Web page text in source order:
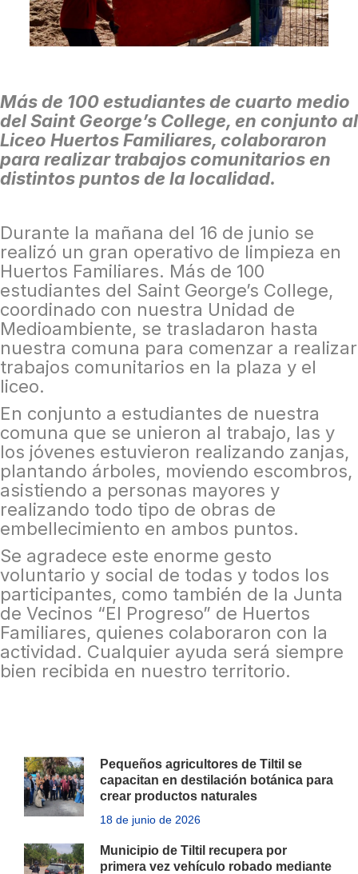
Más de 100 estudiantes de cuarto medio
del Saint George’s College, en conjunto al
Liceo Huertos Familiares, colaboraron
para realizar trabajos comunitarios en
distintos puntos de la localidad.
Durante la mañana del 16 de junio se
realizó un gran operativo de limpieza en
Huertos Familiares. Más de 100
estudiantes del Saint George’s College,
coordinado con nuestra Unidad de
Medioambiente, se trasladaron hasta
nuestra comuna para comenzar a realizar
trabajos comunitarios en la plaza y el
liceo.
En conjunto a estudiantes de nuestra
comuna que se unieron al trabajo, las y
los jóvenes estuvieron realizando zanjas,
plantando árboles, moviendo escombros,
asistiendo a personas mayores y
realizando todo tipo de obras de
embellecimiento en ambos puntos.
Se agradece este enorme gesto
voluntario y social de todas y todos los
participantes, como también de la Junta
de Vecinos “El Progreso” de Huertos
Familiares, quienes colaboraron con la
actividad. Cualquier ayuda será siempre
bien recibida en nuestro territorio.
Pequeños agricultores de Tiltil se
capacitan en destilación botánica para
crear productos naturales
18 de junio de 2026
Municipio de Tiltil recupera por
primera vez vehículo robado mediante